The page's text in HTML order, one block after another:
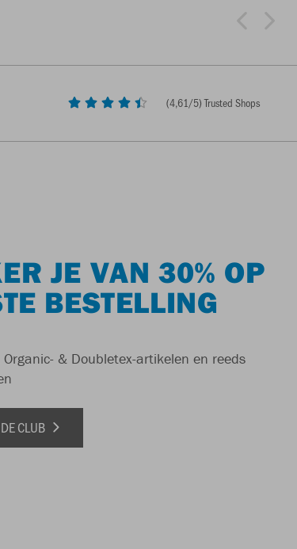
(4,61/5) Trusted Shops
JE VAN 30% OP
BESTELLING
& Doubletex-artikelen en reeds
CLUB